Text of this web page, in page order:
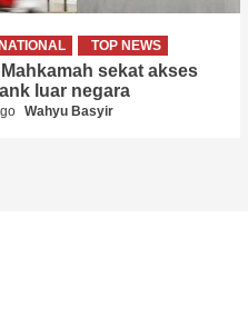
NATIONAL TOP NEWS
sekat akses
luar negara
Wahyu Basyir